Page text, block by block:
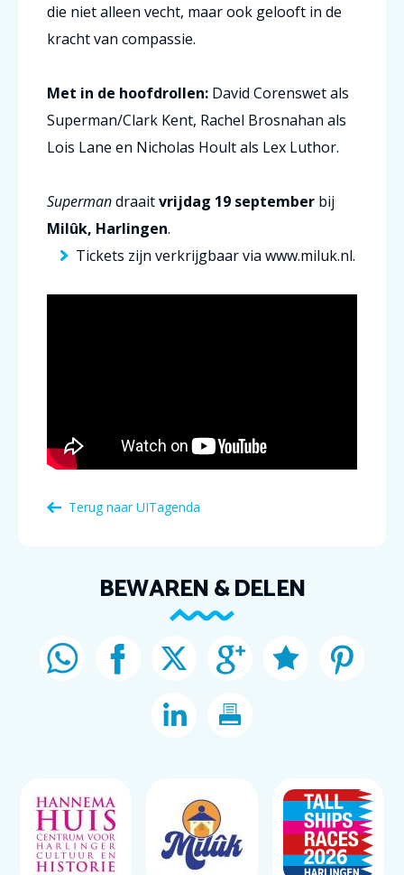
die niet alleen vecht, maar ook gelooft in de
kracht van compassie.
Met in de hoofdrollen: David Corenswet als
Superman/Clark Kent, Rachel Brosnahan als
Lois Lane en Nicholas Hoult als Lex Luthor.
Supermandraaitvrijdag 19 september bij
Milûk, Harlingen.
Tickets zijn verkrijgbaar via www.miluk.nl.
Terug naarUITagenda
BEWAREN & DELEN